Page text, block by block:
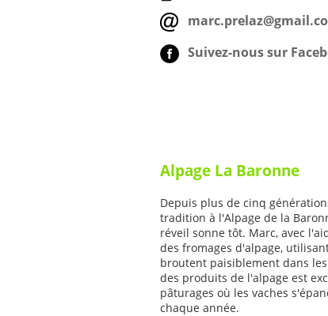
Suivez-nous sur
Alpage La Baronne
Depuis plus de cinq
tradition à l'Alpage de la
réveil sonne tôt. Marc, avec
des fromages d'alpage,
broutent paisiblement dans
des produits de l'alpage est
pâturages où les vaches
chaque année.